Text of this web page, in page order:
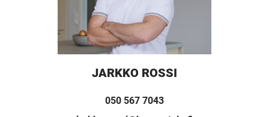
JARKKO ROSSI
050 567 7043